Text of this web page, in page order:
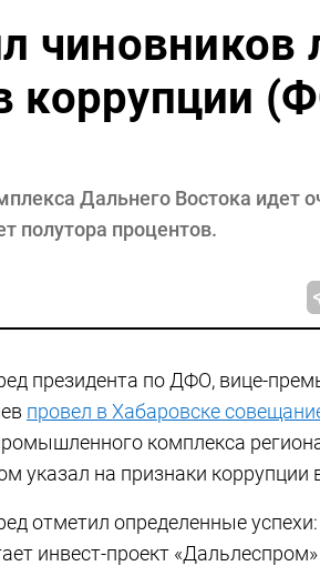
чиновников
коррупции
Дальнего Востока идет
полутора процентов.
президента по ДФО, вице-
провел в Хабаровске
комплекса
указал на признаки коррупции
отметил определенные
инвест-проект